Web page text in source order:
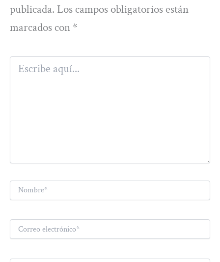
publicada. Los campos obligatorios están
marcados con *
aquí...
Nombre*
electrónico*